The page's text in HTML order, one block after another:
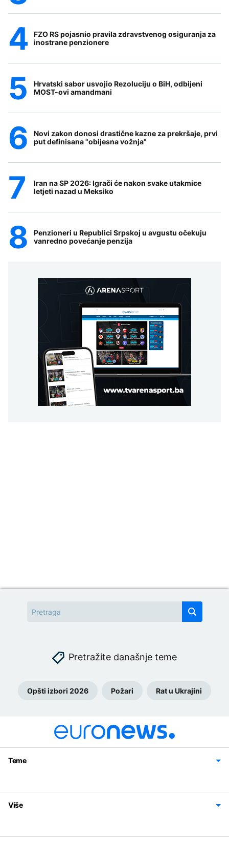
FZO RS pojasnio pravila zdravstvenog osiguranja za
inostrane penzionere
Hrvatski sabor usvojio Rezoluciju o BiH, odbijeni
MOST-ovi amandmani
Novi zakon donosi drastične kazne za prekršaje, prvi
put definisana "obijesna vožnja"
Iran na SP 2026: Igrači će nakon svake utakmice
letjeti nazad u Meksiko
Penzioneri u Republici Srpskoj u avgustu očekuju
vanredno povećanje penzija
Pretražite današnje teme
Opšti izbori 2026 Požari Rat u Ukrajini
Teme
Svijet
Sport
Magazin
Više
Politika privatnosti
Uslovi korišćenja